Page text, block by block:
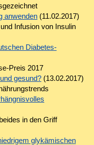
anwenden(11.02.2017)
Infusion von Insulin
Diabetes-
Preis 2017
gesund?(13.02.2017)
in den Griff
glykämischen